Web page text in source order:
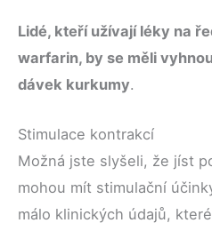
Lidé, kteří užívají léky na
warfarin, by se měli
dávek kurkumy.
Stimulace kontrakcí
Možná jste slyšeli, že jíst
mohou mít stimulační
málo klinických údajů,